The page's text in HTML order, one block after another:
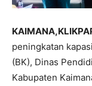
peningkatan
(BK), Dinas
Kabupaten